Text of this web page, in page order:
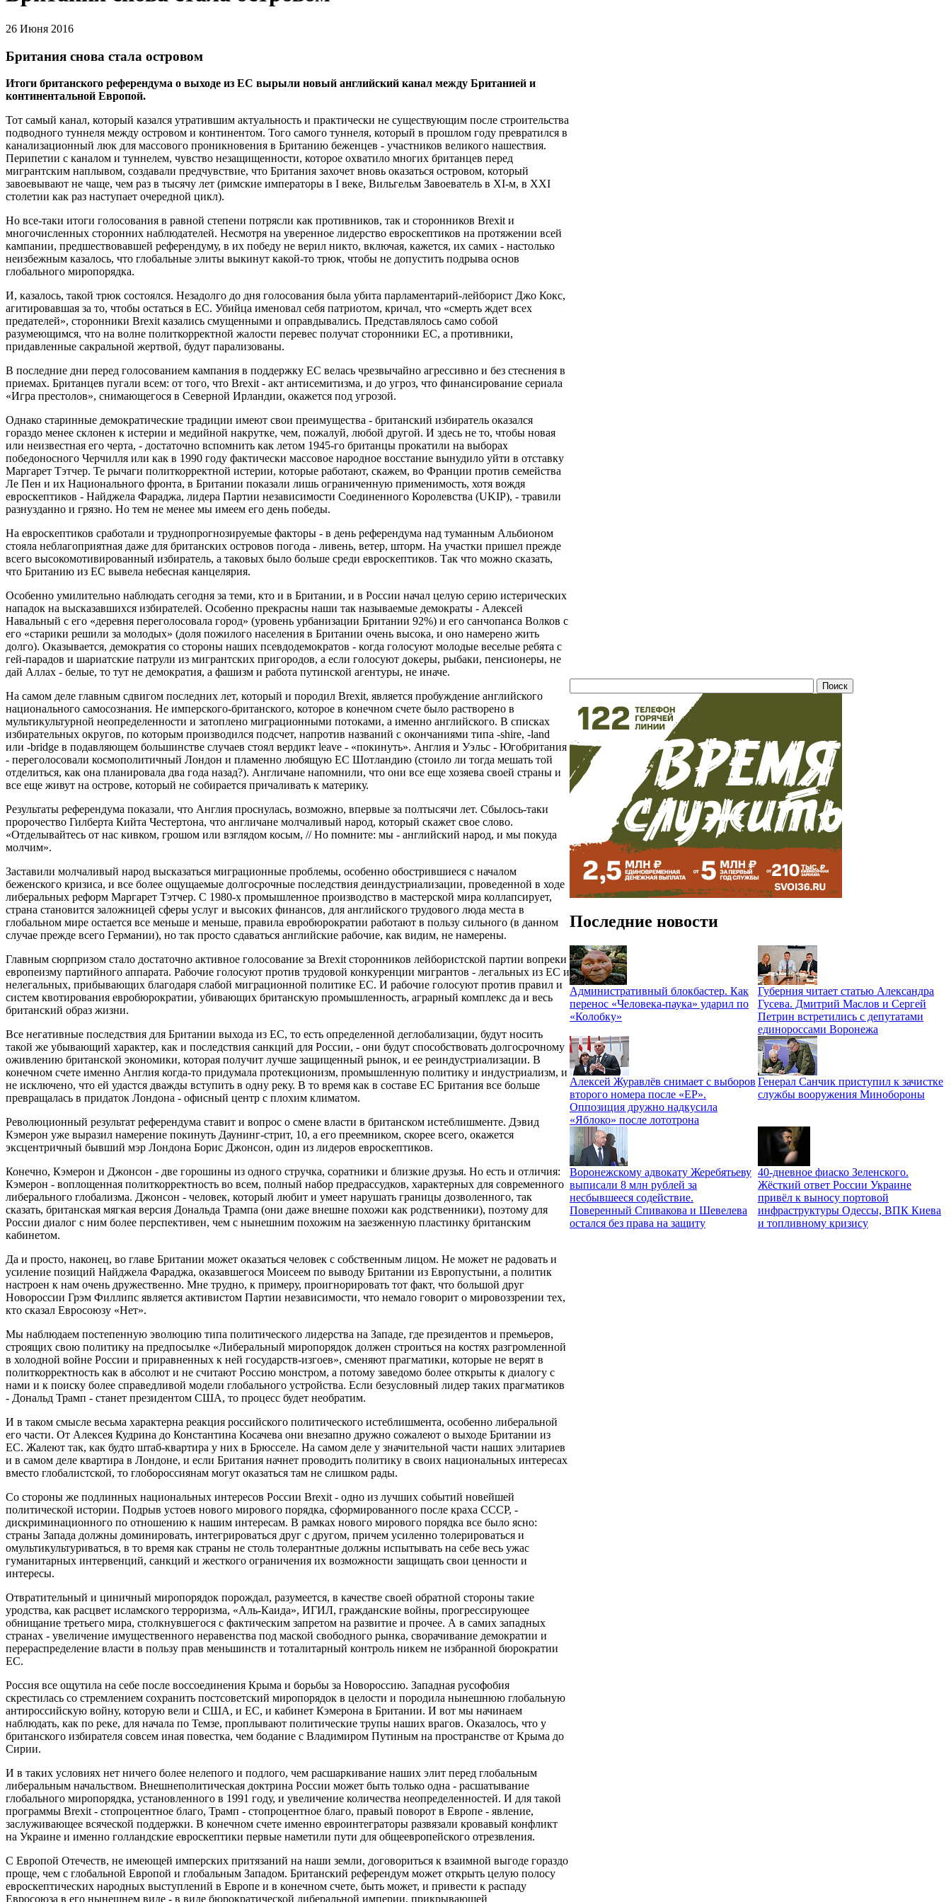
26 Июня 2016
Британия снова стала островом
Итоги британского референдума о выходе из ЕС вырыли новый английский канал между Британией и
континентальной Европой.
Тот самый канал, который казался утратившим актуальность и практически не существующим после строительства
подводного туннеля между островом и континентом. Того самого туннеля, который в прошлом году превратился в
канализационный люк для массового проникновения в Британию беженцев - участников великого нашествия.
Перипетии с каналом и туннелем, чувство незащищенности, которое охватило многих британцев перед
мигрантским наплывом, создавали предчувствие, что Британия захочет вновь оказаться островом, который
завоевывают не чаще, чем раз в тысячу лет (римские императоры в I веке, Вильгельм Завоеватель в XI-м, в XXI
столетии как раз наступает очередной цикл).
Но все-таки итоги голосования в равной степени потрясли как противников, так и сторонников Brexit и
многочисленных сторонних наблюдателей. Несмотря на уверенное лидерство евроскептиков на протяжении всей
кампании, предшествовавшей референдуму, в их победу не верил никто, включая, кажется, их самих - настолько
неизбежным казалось, что глобальные элиты выкинут какой-то трюк, чтобы не допустить подрыва основ
глобального миропорядка.
И, казалось, такой трюк состоялся. Незадолго до дня голосования была убита парламентарий-лейборист Джо Кокс,
агитировавшая за то, чтобы остаться в ЕС. Убийца именовал себя патриотом, кричал, что «смерть ждет всех
предателей», сторонники Brexit казались смущенными и оправдывались. Представлялось само собой
разумеющимся, что на волне политкорректной жалости перевес получат сторонники ЕС, а противники,
придавленные сакральной жертвой, будут парализованы.
В последние дни перед голосованием кампания в поддержку ЕС велась чрезвычайно агрессивно и без стеснения в
приемах. Британцев пугали всем: от того, что Brexit - акт антисемитизма, и до угроз, что финансирование сериала
«Игра престолов», снимающегося в Северной Ирландии, окажется под угрозой.
Однако старинные демократические традиции имеют свои преимущества - британский избиратель оказался
гораздо менее склонен к истерии и медийной накрутке, чем, пожалуй, любой другой. И здесь не то, чтобы новая
или неизвестная его черта, - достаточно вспомнить как летом 1945-го британцы прокатили на выборах
победоносного Черчилля или как в 1990 году фактически массовое народное восстание вынудило уйти в отставку
Маргарет Тэтчер. Те рычаги политкорректной истерии, которые работают, скажем, во Франции против семейства
Ле Пен и их Национального фронта, в Британии показали лишь ограниченную применимость, хотя вождя
евроскептиков - Найджела Фараджа, лидера Партии независимости Соединенного Королевства (UKIP), - травили
разнузданно и грязно. Но тем не менее мы имеем его день победы.
На евроскептиков сработали и труднопрогнозируемые факторы - в день референдума над туманным Альбионом
стояла неблагоприятная даже для британских островов погода - ливень, ветер, шторм. На участки пришел прежде
всего высокомотивированный избиратель, а таковых было больше среди евроскептиков. Так что можно сказать,
что Британию из ЕС вывела небесная канцелярия.
Особенно умилительно наблюдать сегодня за теми, кто и в Британии, и в России начал целую серию истерических
нападок на высказавшихся избирателей. Особенно прекрасны наши так называемые демократы - Алексей
Навальный с его «деревня переголосовала город» (уровень урбанизации Британии 92%) и его санчопанса Волков с
его «старики решили за молодых» (доля пожилого населения в Британии очень высока, и оно намерено жить
долго). Оказывается, демократия со стороны наших псевдодемократов - когда голосуют молодые веселые ребята с
гей-парадов и шариатские патрули из мигрантских пригородов, а если голосуют докеры, рыбаки, пенсионеры, не
дай Аллах - белые, то тут не демократия, а фашизм и работа путинской агентуры, не иначе.
На самом деле главным сдвигом последних лет, который и породил Brexit, является пробуждение английского
национального самосознания. Не имперского-британского, которое в конечном счете было растворено в
мультикультурной неопределенности и затоплено миграционными потоками, а именно английского. В списках
избирательных округов, по которым производился подсчет, напротив названий с окончаниями типа -shire, -land
или -bridge в подавляющем большинстве случаев стоял вердикт leave - «покинуть». Англия и Уэльс - Югобритания
- переголосовали космополитичный Лондон и пламенно любящую ЕС Шотландию (стоило ли тогда мешать той
отделиться, как она планировала два года назад?). Англичане напомнили, что они все еще хозяева своей страны и
все еще живут на острове, который не собирается причаливать к материку.
Результаты референдума показали, что Англия проснулась, возможно, впервые за полтысячи лет. Сбылось-таки
пророчество Гилберта Кийта Честертона, что англичане молчаливый народ, который скажет свое слово.
«Отделывайтесь от нас кивком, грошом или взглядом косым, // Но помните: мы - английский народ, и мы покуда
молчим».
Заставили молчаливый народ высказаться миграционные проблемы, особенно обострившиеся с началом
беженского кризиса, и все более ощущаемые долгосрочные последствия деиндустриализации, проведенной в ходе
либеральных реформ Маргарет Тэтчер. С 1980-х промышленное производство в мастерской мира коллапсирует,
страна становится заложницей сферы услуг и высоких финансов, для английского трудового люда места в
глобальном мире остается все меньше и меньше, правила евробюрократии работают в пользу сильного (в данном
случае прежде всего Германии), но так просто сдаваться английские рабочие, как видим, не намерены.
Главным сюрпризом стало достаточно активное голосование за Brexit сторонников лейбористской партии вопреки
европеизму партийного аппарата. Рабочие голосуют против трудовой конкуренции мигрантов - легальных из ЕС и
нелегальных, прибывающих благодаря слабой миграционной политике ЕС. И рабочие голосуют против правил и
систем квотирования евробюрократии, убивающих британскую промышленность, аграрный комплекс да и весь
британский образ жизни.
Все негативные последствия для Британии выхода из ЕС, то есть определенной деглобализации, будут носить
такой же убывающий характер, как и последствия санкций для России, - они будут способствовать долгосрочному
оживлению британской экономики, которая получит лучше защищенный рынок, и ее реиндустриализации. В
конечном счете именно Англия когда-то придумала протекционизм, промышленную политику и индустриализм, и
не исключено, что ей удастся дважды вступить в одну реку. В то время как в составе ЕС Британия все больше
превращалась в придаток Лондона - офисный центр с плохим климатом.
Революционный результат референдума ставит и вопрос о смене власти в британском истеблишменте. Дэвид
Кэмерон уже выразил намерение покинуть Даунинг-стрит, 10, а его преемником, скорее всего, окажется
эксцентричный бывший мэр Лондона Борис Джонсон, один из лидеров евроскептиков.
Конечно, Кэмерон и Джонсон - две горошины из одного стручка, соратники и близкие друзья. Но есть и отличия:
Кэмерон - воплощенная политкорректность во всем, полный набор предрассудков, характерных для современного
либерального глобализма. Джонсон - человек, который любит и умеет нарушать границы дозволенного, так
сказать, британская мягкая версия Дональда Трампа (они даже внешне похожи как родственники), поэтому для
России диалог с ним более перспективен, чем с нынешним похожим на заезженную пластинку британским
кабинетом.
Да и просто, наконец, во главе Британии может оказаться человек с собственным лицом. Не может не радовать и
усиление позиций Найджела Фараджа, оказавшегося Моисеем по выводу Британии из Европустыни, а политик
настроен к нам очень дружественно. Мне трудно, к примеру, проигнорировать тот факт, что большой друг
Новороссии Грэм Филлипс является активистом Партии независимости, что немало говорит о мировоззрении тех,
кто сказал Евросоюзу «Нет».
Мы наблюдаем постепенную эволюцию типа политического лидерства на Западе, где президентов и премьеров,
строящих свою политику на предпосылке «Либеральный миропорядок должен строиться на костях разгромленной
в холодной войне России и приравненных к ней государств-изгоев», сменяют прагматики, которые не верят в
политкорректность как в абсолют и не считают Россию монстром, а потому заведомо более открыты к диалогу с
нами и к поиску более справедливой модели глобального устройства. Если безусловный лидер таких прагматиков
- Дональд Трамп - станет президентом США, то процесс будет необратим.
И в таком смысле весьма характерна реакция российского политического истеблишмента, особенно либеральной
его части. От Алексея Кудрина до Константина Косачева они внезапно дружно сожалеют о выходе Британии из
ЕС. Жалеют так, как будто штаб-квартира у них в Брюсселе. На самом деле у значительной части наших элитариев
и в самом деле квартира в Лондоне, и если Британия начнет проводить политику в своих национальных интересах
вместо глобалистской, то глобороссиянам могут оказаться там не слишком рады.
Со стороны же подлинных национальных интересов России Brexit - одно из лучших событий новейшей
политической истории. Подрыв устоев нового мирового порядка, сформированного после краха СССР, -
дискриминационного по отношению к нашим интересам. В рамках нового мирового порядка все было ясно:
страны Запада должны доминировать, интегрироваться друг с другом, причем усиленно толерироваться и
омультикультуриваться, в то время как страны не столь толерантные должны испытывать на себе весь ужас
гуманитарных интервенций, санкций и жесткого ограничения их возможности защищать свои ценности и
интересы.
Отвратительный и циничный миропорядок порождал, разумеется, в качестве своей обратной стороны такие
уродства, как расцвет исламского терроризма, «Аль-Каида», ИГИЛ, гражданские войны, прогрессирующее
обнищание третьего мира, столкнувшегося с фактическим запретом на развитие и прочее. А в самих западных
странах - увеличение имущественного неравенства под маской свободного рынка, сворачивание демократии и
перераспределение власти в пользу прав меньшинств и тоталитарный контроль никем не избранной бюрократии
ЕС.
Россия все ощутила на себе после воссоединения Крыма и борьбы за Новороссию. Западная русофобия
скрестилась со стремлением сохранить постсоветский миропорядок в целости и породила нынешнюю глобальную
антироссийскую войну, которую вели и США, и ЕС, и кабинет Кэмерона в Британии. И вот мы начинаем
наблюдать, как по реке, для начала по Темзе, проплывают политические трупы наших врагов. Оказалось, что у
британского избирателя совсем иная повестка, чем бодание с Владимиром Путиным на пространстве от Крыма до
Сирии.
И в таких условиях нет ничего более нелепого и подлого, чем расшаркивание наших элит перед глобальным
либеральным начальством. Внешнеполитическая доктрина России может быть только одна - расшатывание
глобального миропорядка, установленного в 1991 году, и увеличение количества неопределенностей. И для такой
программы Brexit - стопроцентное благо, Трамп - стопроцентное благо, правый поворот в Европе - явление,
заслуживающее всяческой поддержки. В конечном счете именно евроинтеграторы развязали кровавый конфликт
на Украине и именно голландские евроскептики первые наметили пути для общеевропейского отрезвления.
С Европой Отечеств, не имеющей имперских притязаний на наши земли, договориться к взаимной выгоде гораздо
проще, чем с глобальной Европой и глобальным Западом. Британский референдум может открыть целую полосу
евроскептических народных выступлений в Европе и в конечном счете, быть может, и привести к распаду
Евросоюза в его нынешнем виде - в виде бюрократической либеральной империи, прикрывающей
Последние новости
Административный блокбастер. Как
перенос «Человека-паука» ударил по
«Колобку»
Губерния читает статью Александра
Гусева. Дмитрий Маслов и Сергей
Петрин встретились с депутатами
единороссами Воронежа
Алексей Журавлёв снимает с выборов
второго номера после «ЕР».
Оппозиция дружно надкусила
«Яблоко» после лототрона
Генерал Санчик приступил к зачистке
службы вооружения Минобороны
Воронежскому адвокату Жеребятьеву
выписали 8 млн рублей за
несбывшееся содействие.
Поверенный Спивакова и Шевелева
остался без права на защиту
40-дневное фиаско Зеленского.
Жёсткий ответ России Украине
привёл к выносу портовой
инфраструктуры Одессы, ВПК Киева
и топливному кризису